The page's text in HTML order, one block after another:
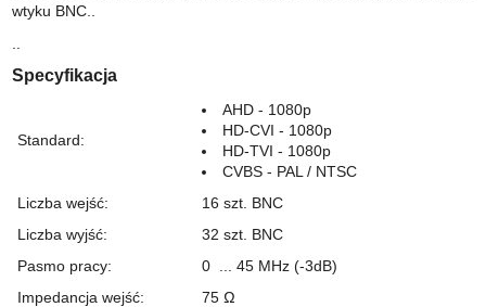
wtyku BNC..
Specyfikacja
Standard:
AHD- 1080p
HD-CVI - 1080p
HD-TVI - 1080p
CVBS- PAL / NTSC
Liczba wejść: 16 szt. BNC
Liczba wyjść: 32 szt. BNC
Pasmo pracy:
0 ... 45 MHz (-3dB)
Impedancja wejść:
75 Ω